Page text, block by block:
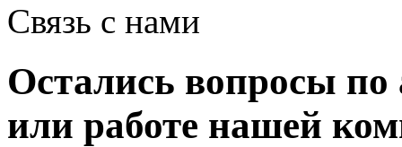
Связь с нами
Остались вопросы по
или работе нашей